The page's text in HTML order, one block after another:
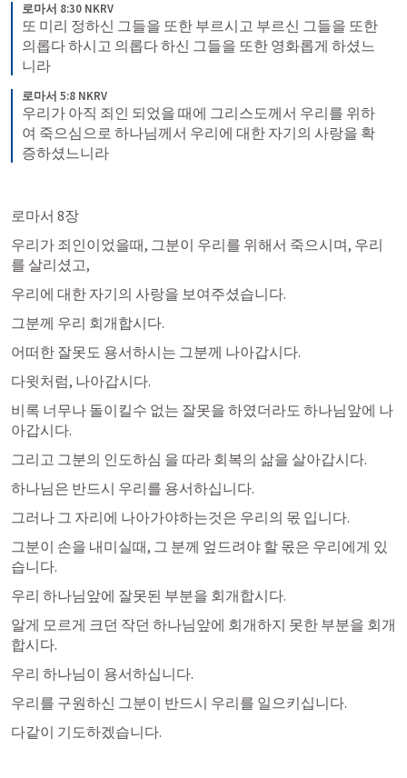
로마서 8:30 NKRV
또 미리 정하신 그들을 또한 부르시고 부르신 그들을 또한
의롭다 하시고 의롭다 하신 그들을 또한 영화롭게 하셨느
니라
로마서 5:8 NKRV
우리가 아직 죄인 되었을 때에 그리스도께서 우리를 위하
여 죽으심으로 하나님께서 우리에 대한 자기의 사랑을 확
증하셨느니라
로마서 8장
우리가 죄인이었을때, 그분이 우리를 위해서 죽으시며, 우리
를 살리셨고,
우리에 대한 자기의 사랑을 보여주셨습니다.
그분께 우리 회개합시다.
어떠한 잘못도 용서하시는 그분께 나아갑시다.
다윗처럼, 나아갑시다.
비록 너무나 돌이킬수 없는 잘못을 하였더라도 하나님앞에 나
아갑시다.
그리고 그분의 인도하심 을 따라 회복의 삶을 살아갑시다.
하나님은 반드시 우리를 용서하십니다.
그러나 그 자리에 나아가야하는것은 우리의 몫 입니다.
그분이 손을 내미실때, 그 분께 엎드려야 할 몫은 우리에게 있
습니다.
우리 하나님앞에 잘못된 부분을 회개합시다.
알게 모르게 크던 작던 하나님앞에 회개하지 못한 부분을 회개
합시다.
우리 하나님이 용서하십니다.
우리를 구원하신 그분이 반드시 우리를 일으키십니다.
다같이 기도하겠습니다.